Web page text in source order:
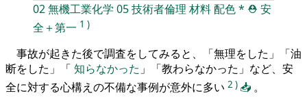
02無機工業化学 05技術者倫理 材料配色* ⛑️ 安
全＋第一 1 )
事故が起きた後で調査をしてみると、「無理をした」「油
断をした」「 知らなかった 」「教わらなかった」など、安
全に対する心構えの不備な事例が意外に多い 2 ) 📥 。